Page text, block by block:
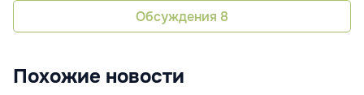
Обсуждения 8
Похожие новости